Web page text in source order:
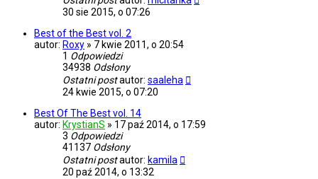
30 sie 2015, o 07:26
Best of the Best vol. 2
autor: Roxy » 7 kwie 2011, o 20:54
1 Odpowiedzi
34938 Odsłony
Ostatni postautor: saaleha
24 kwie 2015, o 07:20
Best Of The Best vol. 14
autor: KrystianS » 17 paź 2014, o 17:59
3 Odpowiedzi
41137 Odsłony
Ostatni postautor: kamila
20 paź 2014, o 13:32